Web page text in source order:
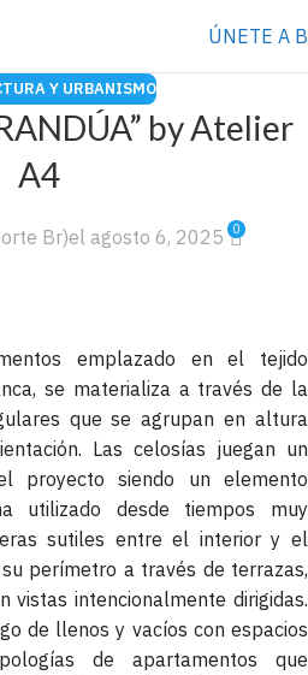
ÚNETE A
Y URBANISMO
by Atelier
A4
Br)el agosto 6, 2025 0
emplazado en el tejido
se materializa a través de la
que se agrupan en altura
Las celosías juegan un
proyecto siendo un elemento
utilizado desde tiempos muy
sutiles entre el interior y el
perímetro a través de terrazas,
vistas intencionalmente dirigidas.
de llenos y vacíos con espacios
de apartamentos que